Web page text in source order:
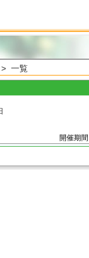
一覧
開催期間